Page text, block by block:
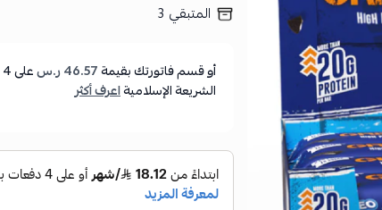
المتبقي 3
أو قسم فاتورتك بقيمة46.57 ر.س على4
الشريعة الإسلاميةاعرف أكثر